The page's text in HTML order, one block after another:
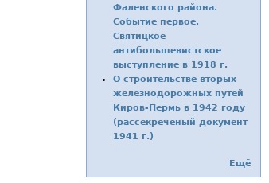
Фаленского района.
Событие первое.
Святицкое
антибольшевистское
выступление в 1918 г.
О строительстве вторых
железнодорожных путей
Киров-Пермь в 1942 году
(рассекреченый документ
1941 г.)
Ещё